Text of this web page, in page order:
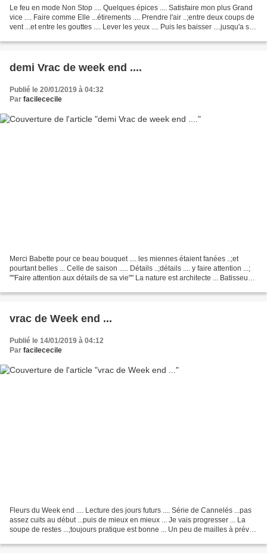
Le feu en mode Non Stop .... Quelques épices .... Satisfaire mon plus Grand
vice .... Faire comme Elle ...étirements .... Prendre l'air ..;entre deux coups de
vent ...et entre les gouttes .... Lever les yeux .... Puis les baisser ....jusqu'a se
demi Vrac de week end ....
Publié le 20/01/2019 à 04:32
Par facilececile
Merci Babette pour ce beau bouquet .... les miennes étaient fanées ..;et
pourtant belles ... Celle de saison ..... Détails ..;détails .... y faire attention ...;
""Faire attention aux détails de sa vie"" La nature est architecte ... Batisseuse
vrac de Week end ...
Publié le 14/01/2019 à 04:12
Par facilececile
Fleurs du Week end .... Lecture des jours futurs .... Série de Cannelés ...pas
assez cuits au début ...puis de mieux en mieux ... Je vais progresser ... La
soupe de restes ...;toujours pratique est bonne ... Un peu de mailles à prévoir